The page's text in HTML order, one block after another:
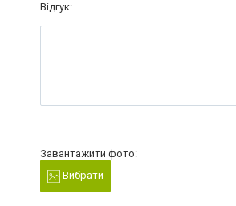
Відгук:
Завантажити фото:
Вибрати